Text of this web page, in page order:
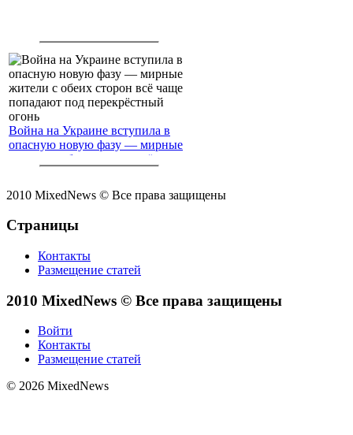
Война на Украине вступила в
опасную новую фазу — мирные
жители с обеих сторон всё чаще
2010 MixedNews © Все права защищены
Страницы
Контакты
Размещение статей
2010 MixedNews © Все права защищены
Войти
Контакты
Размещение статей
© 2026 MixedNews